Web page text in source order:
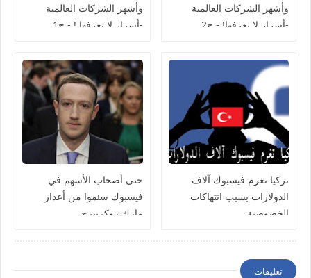
وأشهر الشركات العالمية
-أسرار لا تعرفها! - ج2
وأشهر الشركات العالمية
-أسرار لا تعرفها ! - ج1
تركيا تغرم فيسبوك آلاف
الدولارات بسبب انتهاكات
الخصوصية
حتى أصحاب الأسهم في
فيسبوك سئموا من أعذار
مارك زوكربيرج
تعليقات